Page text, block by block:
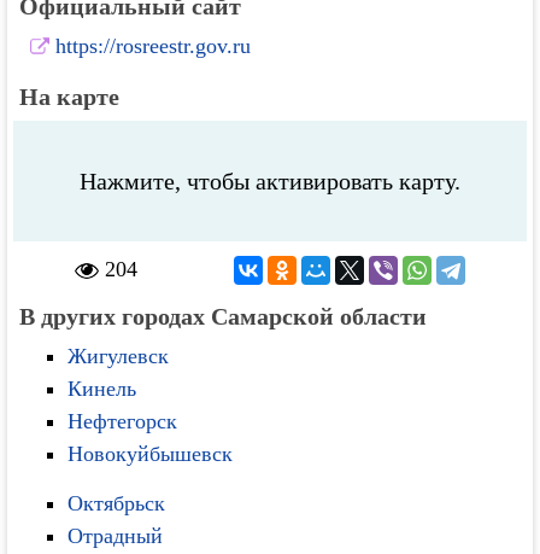
Официальный сайт
https://rosreestr.gov.ru
На карте
Нажмите, чтобы активировать карту.
204
В других городах Самарской области
Жигулевск
Кинель
Нефтегорск
Новокуйбышевск
Октябрьск
Отрадный